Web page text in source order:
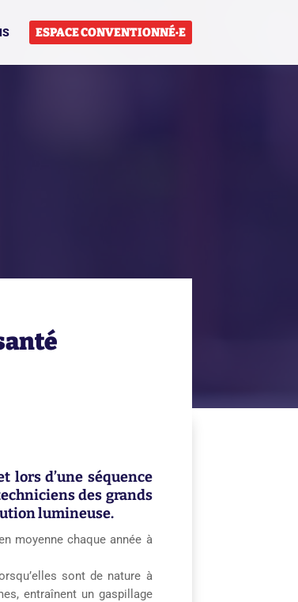
ESPACE CONVENTIONNÉ·E
lors d’une séquence
des grands
lumineuse.
moyenne chaque année à
sont de nature à
entraînent un gaspillage